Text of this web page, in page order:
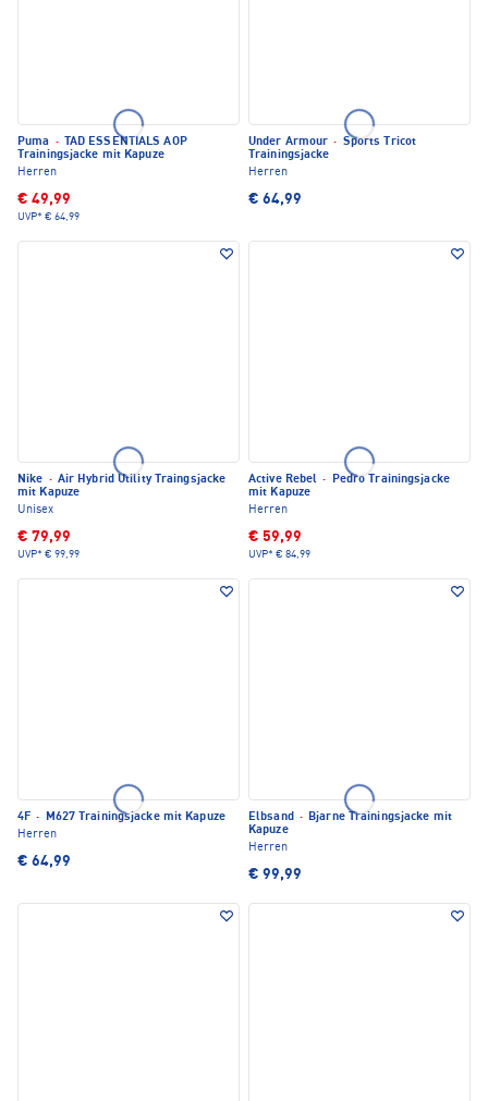
Puma ·
TAD ESSENTIALS AOP
Trainingsjacke mit Kapuze
Herren
€ 49,99
UVP* € 64,99
Under Armour · Sports Tricot
Trainingsjacke
Herren
€ 64,99
Nike · Air Hybrid Utility Traingsjacke
mit Kapuze
Unisex
€ 79,99
UVP* € 99,99
Active Rebel ·
Pedro Trainingsjacke
mit Kapuze
Herren
€ 59,99
UVP* € 84,99
4F ·
M627 Trainingsjacke mit Kapuze
Herren
€ 64,99
Elbsand · Bjarne Trainingsjacke mit
Kapuze
Herren
€ 99,99